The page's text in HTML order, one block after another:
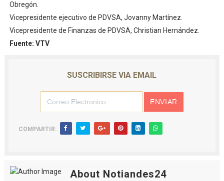
Obregón.
Vicepresidente ejecutivo de PDVSA, Jovanny Martínez.
Vicepresidente de Finanzas de PDVSA, Christian Hernández.
Fuente: VTV
SUSCRIBIRSE VIA EMAIL
COMPARTIR:
About Notiandes24